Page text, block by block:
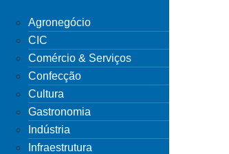
Agronegócio
CIC
Comércio & Serviços
Confecção
Cultura
Gastronomia
Indústria
Infraestrutura